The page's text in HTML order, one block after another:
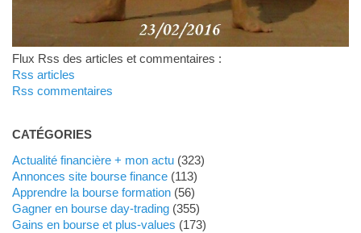
Flux Rss des articles et commentaires :
Rss articles
Rss commentaires
CATÉGORIES
Actualité financière + mon actu(323)
Annonces site bourse finance(113)
Apprendre la bourse formation(56)
Gagner en bourse day-trading(355)
Gains en bourse et plus-values (173)